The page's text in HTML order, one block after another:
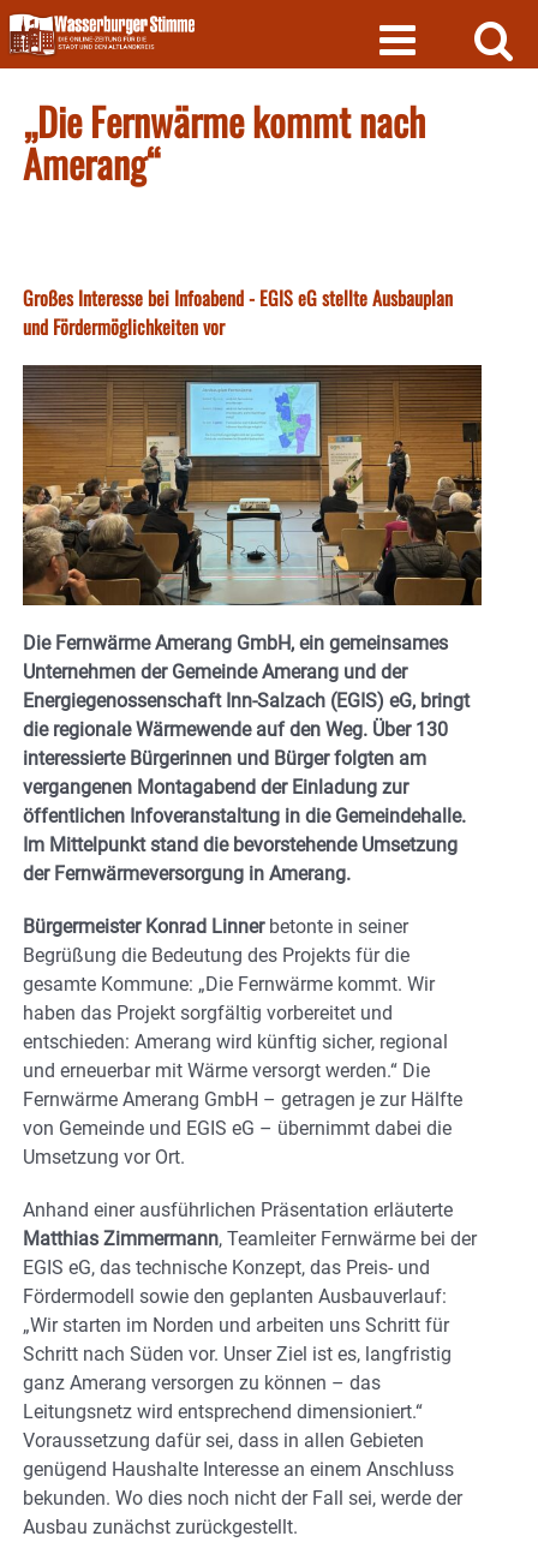
Skip
to
content
„Die Fernwärme kommt nach
Amerang“
Großes Interesse bei Infoabend - EGIS eG stellte Ausbauplan
und Fördermöglichkeiten vor
Die Fernwärme Amerang GmbH, ein gemeinsames
Unternehmen der Gemeinde Amerang und der
Energiegenossenschaft Inn-Salzach (EGIS) eG, bringt
die regionale Wärmewende auf den Weg. Über 130
interessierte Bürgerinnen und Bürger folgten am
vergangenen Montagabend der Einladung zur
öffentlichen Infoveranstaltung in die Gemeindehalle.
Im Mittelpunkt stand die bevorstehende Umsetzung
der Fernwärmeversorgung in Amerang.
Bürgermeister Konrad Linnerbetonte in seiner
Begrüßung die Bedeutung des Projekts für die
gesamte Kommune: „Die Fernwärme kommt. Wir
haben das Projekt sorgfältig vorbereitet und
entschieden: Amerang wird künftig sicher, regional
und erneuerbar mit Wärme versorgt werden.“ Die
Fernwärme Amerang GmbH – getragen je zur Hälfte
von Gemeinde und EGIS eG – übernimmt dabei die
Umsetzung vor Ort.
Anhand einer ausführlichen Präsentation erläuterte
Matthias Zimmermann, Teamleiter Fernwärme bei der
EGIS eG, das technische Konzept, das Preis- und
Fördermodell sowie den geplanten Ausbauverlauf:
„Wir starten im Norden und arbeiten uns Schritt für
Schritt nach Süden vor. Unser Ziel ist es, langfristig
ganz Amerang versorgen zu können – das
Leitungsnetz wird entsprechend dimensioniert.“
Voraussetzung dafür sei, dass in allen Gebieten
genügend Haushalte Interesse an einem Anschluss
bekunden. Wo dies noch nicht der Fall sei, werde der
Ausbau zunächst zurückgestellt.